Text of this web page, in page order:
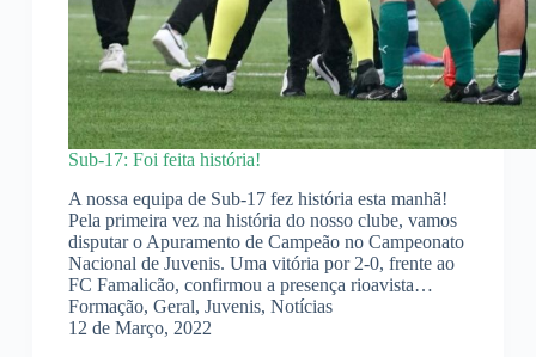
Sub-17: Foi feita história!
A nossa equipa de Sub-17 fez história esta manhã!
Pela primeira vez na história do nosso clube, vamos
disputar o Apuramento de Campeão no Campeonato
Nacional de Juvenis. Uma vitória por 2-0, frente ao
FC Famalicão, confirmou a presença rioavista…
Formação, Geral, Juvenis, Notícias
12 de Março, 2022